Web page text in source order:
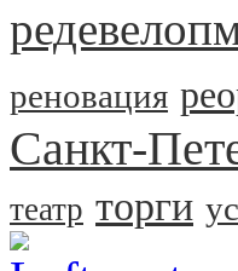
реновация
Санкт-
театр торги